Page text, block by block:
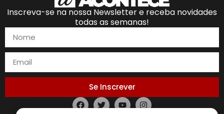
Inscreva-se na nossa Newsletter e receba novidades
todas as semanas!
Se Inscrever